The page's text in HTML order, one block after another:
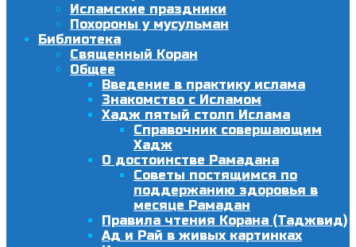
Исламские праздники
Похороны у мусульман
Библиотека
Священный Коран
Общее
Введение в практику ислама
Знакомство с Исламом
Хадж пятый столп Ислама
Справочник совершающим
Хадж
О достоинстве Рамадана
Советы постящимся по
поддержанию здоровья в
месяце Рамадан
Правила чтения Корана (Таджвид)
Ад и Рай в живых картинках